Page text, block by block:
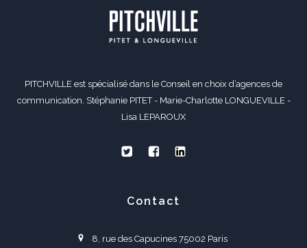
PITCHVILLE est spécialisé dans le Conseil en choix d’agences de
communication. Stéphanie PITET - Marie-Charlotte LONGUEVILLE -
Lisa LEPAROUX
Contact
8, rue des Capucines 75002 Paris